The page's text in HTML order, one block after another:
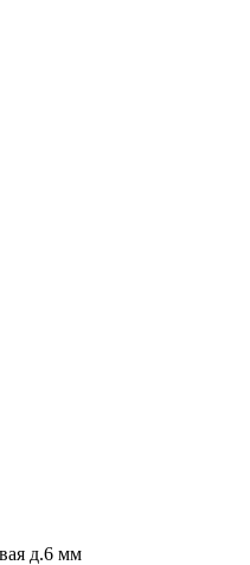
д.6 мм